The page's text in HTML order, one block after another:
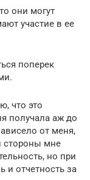
они могут
участие в ее
поперек
что это
получала аж до
от меня,
стороны мне
но при
и отчетность за